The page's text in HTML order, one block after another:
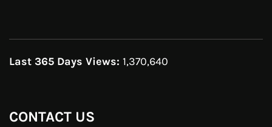
Last 365 Days Views: 1,370,640
CONTACT US